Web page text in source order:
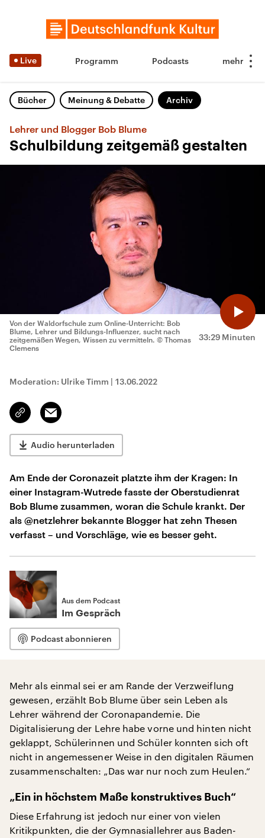
Live Programm Podcasts
Bücher Meinung & Debatte Archiv
Lehrer und Blogger Bob Blume
Schulbildung zeitgemäß gestalten
33:29 Minuten
Von der Waldorfschule zum Online-Unterricht: Bob
Blume, Lehrer und Bildungs-Influenzer, sucht nach
zeitgemäßen Wegen, Wissen zu vermitteln. © Thomas
Clemens
Moderation: Ulrike Timm | 13.06.2022
Link
kopieren/teilen
Email
Audio herunterladen
Am Ende der Coronazeit platzte ihm der Kragen: In
einer Instagram-Wutrede fasste der Oberstudienrat
Bob Blume zusammen, woran die Schule krankt. Der
als @netzlehrer bekannte Blogger hat zehn Thesen
verfasst – und Vorschläge, wie es besser geht.
Aus dem Podcast
Im Gespräch
Podcast abonnieren
Mehr als einmal sei er am Rande der Verzweiflung
gewesen, erzählt Bob Blume über sein Leben als
Lehrer während der Coronapandemie. Die
Digitalisierung der Lehre habe vorne und hinten nicht
geklappt, Schülerinnen und Schüler konnten sich oft
nicht in angemessener Weise in den digitalen Räumen
zusammenschalten: „Das war nur noch zum Heulen.“
„Ein in höchstem Maße konstruktives Buch“
Diese Erfahrung ist jedoch nur einer von vielen
Kritikpunkten, die der Gymnasiallehrer aus Baden-